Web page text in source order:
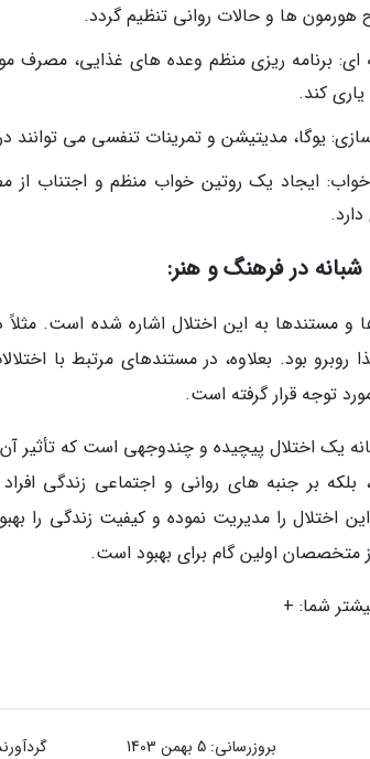
هورمون ها و حالات روانی تنظیم گردد.
ای: برنامه ریزی منظم وعده های غذایی، مصرف
کند.
سازی: یوگا، مدیتیشن و تمرینات تنفسی می
ایجاد یک روتین خواب منظم و اجتناب از
در فرهنگ و هنر:
و مستندها به این اختلال اشاره شده است.
روبرو بود. بعلاوه، در مستندهای مرتبط با
توجه قرار گرفته است.
یک اختلال پیچیده و چندوجهی است که تأثیر آن
بر جنبه های روانی و اجتماعی زندگی
اختلال را مدیریت نموده و کیفیت زندگی را
متخصصان اولین گام برای بهبود است.
شما: +
بروزرسانی: 5 بهمن 1403